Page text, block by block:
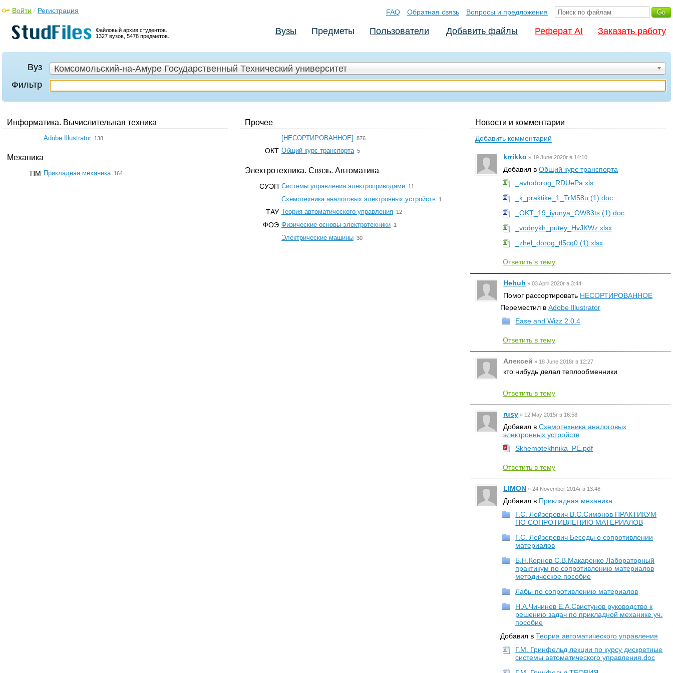
Файловый архив студентов.
1327 вузов, 5478 предметов.
Войти / Регистрация FAQ Обратная связь Вопросы и предложения
Вузы Предметы Пользователи Добавить файлы Реферат AI Заказать работу
Вуз
Комсомольский-на-Амуре Государственный Технический университет
Фильтр
Информатика. Вычислительная техника
Adobe Illustrator 138
Механика
ПМ Прикладная механика 164
Прочее
[НЕСОРТИРОВАННОЕ] 876
ОКТ Общий курс транспорта 5
Электротехника. Связь. Автоматика
СУЭП Системы управления электроприводами 11
Схемотехника аналоговых электронных устройств 1
ТАУ Теория автоматического управления 12
ФОЭ Физические основы электротехники 1
Электрические машины 30
Новости и комментарии
Добавить комментарий
krrikko » 19 June 2020г в 14:10
Добавил вОбщий курс транспорта
_avtodorog_RDUePa.xls
_k_praktike_1_TrM58u (1).doc
_OKT_19_iyunya_OW83ts (1).doc
_vodnykh_putey_HvJKWz.xlsx
_zhel_dorog_tl5cq0 (1).xlsx
Ответить в тему
Hehuh »03 April 2020г в 3:44
Помог рассортировать НЕСОРТИРОВАННОЕ
Переместил вAdobe Illustrator
Ease and Wizz 2.0.4
Ответить в тему
Алексей » 18 June 2018г в 12:27
кто нибудь делал теплообменники
Ответить в тему
rusy » 12 May 2015г в 16:58
Добавил вСхемотехника аналоговых
электронных устройств
Skhemotekhnika_PE.pdf
Ответить в тему
LIMON »24 November 2014г в 13:48
Добавил в Прикладная механика
Г.С. Лейзерович В.С.Симонов ПРАКТИКУМ
ПО СОПРОТИВЛЕНИЮ МАТЕРИАЛОВ
Г.С. Лейзерович Беседы о сопротивлении
материалов
Б.Н.Корнев С.В.Макаренко Лабораторный
практикум по сопротивлению материалов
методическое пособие
Лабы по сопротивлению материалов
Н.А.Чичинев Е.А.Свистунов руководство к
решению задач по прикладной механике уч.
пособие
Добавил вТеория автоматического управления
Г.М. Гринфельд лекции по курсу дискретные
системы автоматического управления.doc